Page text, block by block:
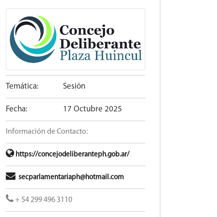
Temática: Sesión
Fecha: 17 Octubre 2025
Información de Contacto:
https://concejodeliberanteph.gob.ar/
secparlamentariaph@hotmail.com
+ 54 299 496 3110